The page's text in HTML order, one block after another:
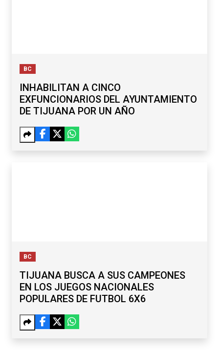
BC
INHABILITAN A CINCO
EXFUNCIONARIOS DEL AYUNTAMIENTO
DE TIJUANA POR UN AÑO
BC
TIJUANA BUSCA A SUS CAMPEONES
EN LOS JUEGOS NACIONALES
POPULARES DE FUTBOL 6X6